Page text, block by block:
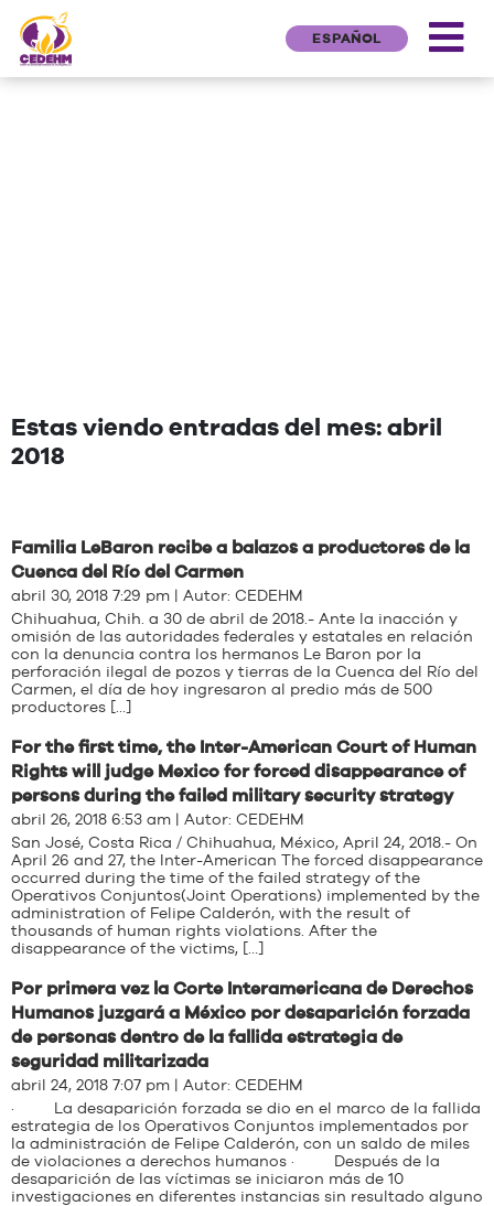
ESPAÑOL
Estas viendo entradas del mes: abril
2018
Familia LeBaron recibe a balazos a productores de la
Cuenca del Río del Carmen
abril 30, 2018 7:29 pm | Autor: CEDEHM
Chihuahua, Chih. a 30 de abril de 2018.- Ante la inacción y
omisión de las autoridades federales y estatales en relación
con la denuncia contra los hermanos Le Baron por la
perforación ilegal de pozos y tierras de la Cuenca del Río del
Carmen, el día de hoy ingresaron al predio más de 500
productores […]
For the first time, the Inter-American Court of Human
Rights will judge Mexico for forced disappearance of
persons during the failed military security strategy
abril 26, 2018 6:53 am | Autor: CEDEHM
San José, Costa Rica / Chihuahua, México, April 24, 2018.- On
April 26 and 27, the Inter-American The forced disappearance
occurred during the time of the failed strategy of the
Operativos Conjuntos(Joint Operations) implemented by the
administration of Felipe Calderón, with the result of
thousands of human rights violations. After the
disappearance of the victims, […]
Por primera vez la Corte Interamericana de Derechos
Humanos juzgará a México por desaparición forzada
de personas dentro de la fallida estrategia de
seguridad militarizada
abril 24, 2018 7:07 pm | Autor: CEDEHM
· La desaparición forzada se dio en el marco de la fallida
estrategia de los Operativos Conjuntos implementados por
la administración de Felipe Calderón, con un saldo de miles
de violaciones a derechos humanos · Después de la
desaparición de las víctimas se iniciaron más de 10
investigaciones en diferentes instancias sin resultado alguno